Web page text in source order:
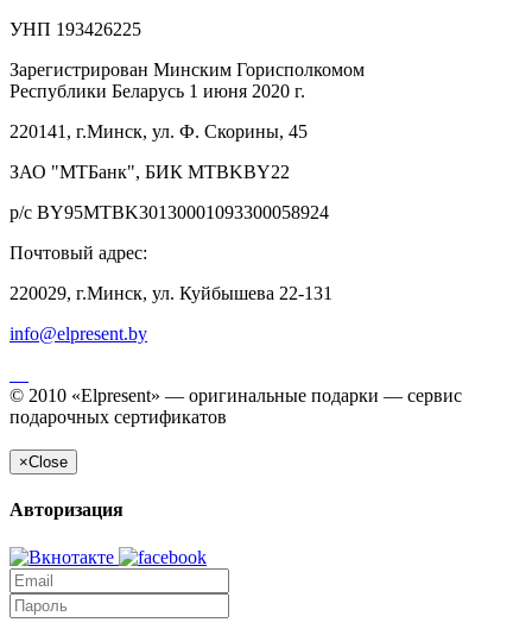
УНП 193426225
Зарегистрирован Минским Горисполкомом
Республики Беларусь 1 июня 2020 г.
220141, г.Минск, ул. Ф. Скорины, 45
ЗАО "МТБанк", БИК MTBKBY22
р/с BY95MTBK30130001093300058924
Почтовый адрес:
220029, г.Минск, ул. Куйбышева 22-131
info@elpresent.by
© 2010 «Elpresent» — оригинальные подарки — сервис
подарочных сертификатов
×Close
Авторизация